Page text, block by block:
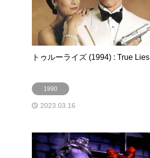
トゥルーライズ (1994) : True Lies
1990
2023.03.16